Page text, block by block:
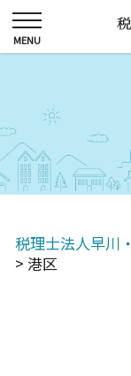
税理士法人早川
> 港区